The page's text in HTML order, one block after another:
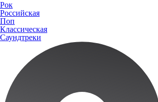
Рок
Российская
Поп
Классическая
Саундтреки